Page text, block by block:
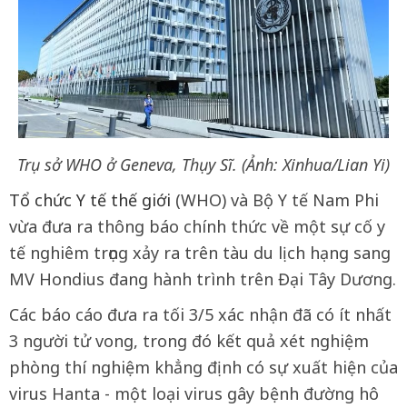
Trụ sở WHO ở Geneva, Thụy Sĩ. (Ảnh: Xinhua/Lian Yi)
Tổ chức Y tế thế giới (WHO) và Bộ Y tế Nam Phi
vừa đưa ra thông báo chính thức về một sự cố y
tế nghiêm trọng xảy ra trên tàu du lịch hạng sang
MV Hondius đang hành trình trên Đại Tây Dương.
Các báo cáo đưa ra tối 3/5 xác nhận đã có ít nhất
3 người tử vong, trong đó kết quả xét nghiệm
phòng thí nghiệm khẳng định có sự xuất hiện của
virus Hanta - một loại virus gây bệnh đường hô